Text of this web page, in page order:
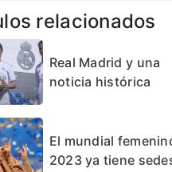
relacionados
Real Madrid y una
noticia histórica
El mundial
2023 ya tiene